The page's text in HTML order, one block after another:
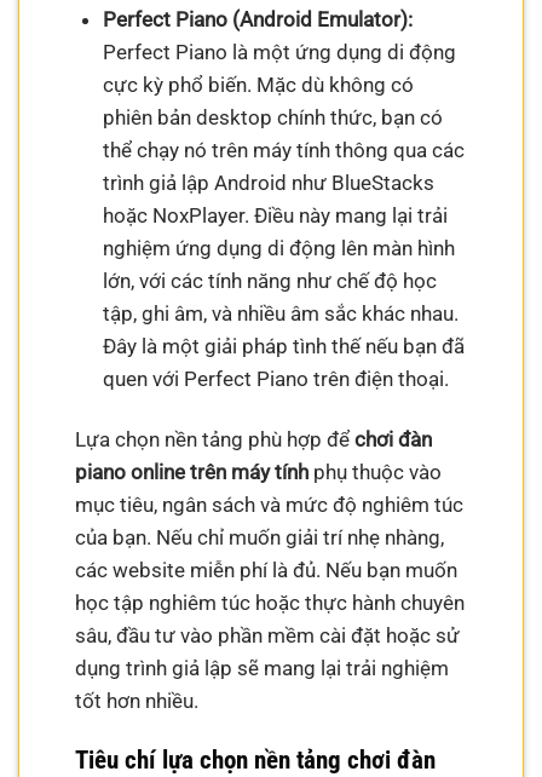
Perfect Piano (Android Emulator):
Perfect Piano là một ứng dụng di động
cực kỳ phổ biến. Mặc dù không có
phiên bản desktop chính thức, bạn có
thể chạy nó trên máy tính thông qua các
trình giả lập Android như BlueStacks
hoặc NoxPlayer. Điều này mang lại trải
nghiệm ứng dụng di động lên màn hình
lớn, với các tính năng như chế độ học
tập, ghi âm, và nhiều âm sắc khác nhau.
Đây là một giải pháp tình thế nếu bạn đã
quen với Perfect Piano trên điện thoại.
Lựa chọn nền tảng phù hợp đểchơi đàn
piano online trên máy tính phụ thuộc vào
mục tiêu, ngân sách và mức độ nghiêm túc
của bạn. Nếu chỉ muốn giải trí nhẹ nhàng,
các website miễn phí là đủ. Nếu bạn muốn
học tập nghiêm túc hoặc thực hành chuyên
sâu, đầu tư vào phần mềm cài đặt hoặc sử
dụng trình giả lập sẽ mang lại trải nghiệm
tốt hơn nhiều.
Tiêu chí lựa chọn nền tảng chơi đàn